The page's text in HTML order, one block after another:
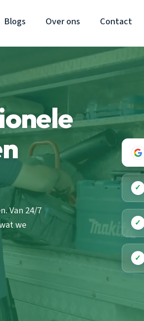
Blogs Over ons Contact
Van 24/7
we
✓
✓
✓